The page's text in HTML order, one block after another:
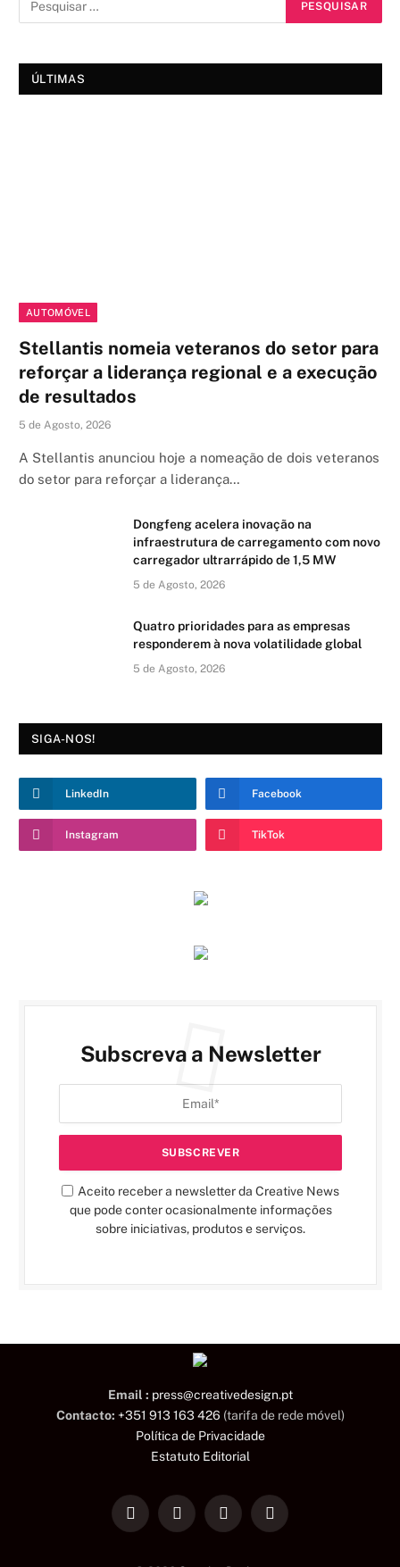
ÚLTIMAS
AUTOMÓVEL
Stellantis nomeia veteranos do setor para
reforçar a liderança regional e a execução
de resultados
5 de Agosto, 2026
A Stellantis anunciou hoje a nomeação de dois veteranos
do setor para reforçar a liderança…
Dongfeng acelera inovação na
infraestrutura de carregamento com novo
carregador ultrarrápido de 1,5 MW
5 de Agosto, 2026
Quatro prioridades para as empresas
responderem à nova volatilidade global
5 de Agosto, 2026
SIGA-NOS!
LinkedIn Facebook
Instagram TikTok
Subscreva a Newsletter
Aceito receber a newsletter da Creative News
que pode conter ocasionalmente informações
sobre iniciativas, produtos e serviços.
Email : press@creativedesign.pt
Contacto: +351 913 163 426 (tarifa de rede móvel)
Política de Privacidade
Estatuto Editorial
LinkedInFacebookInstagramTikTok